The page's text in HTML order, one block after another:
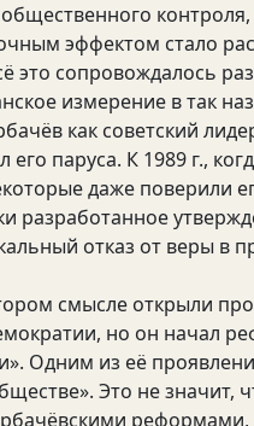
эффектом стало
это сопровождалось
измерение в так
как советский
паруса. К 1989 г.,
даже поверили
разработанное
отказ от веры в
смысле открыли
но он начал
Одним из её
Это не значит,
реформами,